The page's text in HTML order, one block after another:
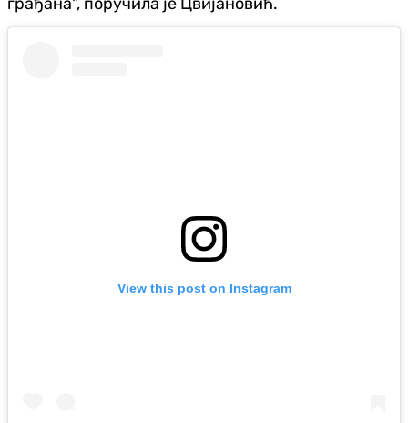
View this post on Instagram